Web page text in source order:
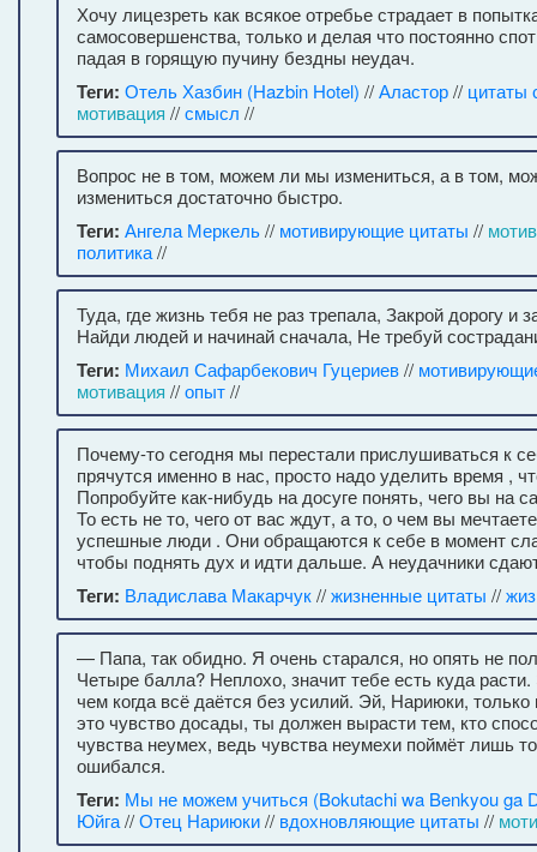
Хочу лицезреть как всякое отребье страдает в
самосовершенства, только и делая что постоянно
падая в горящую пучину бездны неудач.
Теги: Отель Хазбин (Hazbin Hotel) //Аластор// цитаты
мотивация //смысл //
Вопрос не в том, можем ли мы измениться, а в том,
измениться достаточно быстро.
Теги: Ангела Меркель// мотивирующие цитаты //
политика//
Туда, где жизнь тебя не раз трепала, Закрой дорогу и
Найди людей и начинай сначала, Не требуй
Теги: Михаил Сафарбекович Гуцериев//
мотивация //опыт//
Почему-то сегодня мы перестали прислушиваться к
прячутся именно в нас, просто надо уделить время ,
Попробуйте как-нибудь на досуге понять, чего вы на
То есть не то, чего от вас ждут, а то, о чем вы
успешные люди . Они обращаются к себе в момент
чтобы поднять дух и идти дальше. А неудачники
Теги: Владислава Макарчук//жизненные цитаты //
— Папа, так обидно. Я очень старался, но опять не
Четыре балла? Неплохо, значит тебе есть куда
чем когда всё даётся без усилий. Эй, Нариюки,
это чувство досады, ты должен вырасти тем, кто
чувства неумех, ведь чувства неумехи поймёт лишь
ошибался.
Теги: Мы не можем учиться (Bokutachi wa Benkyou ga
Юйга//Отец Нариюки// вдохновляющие цитаты //